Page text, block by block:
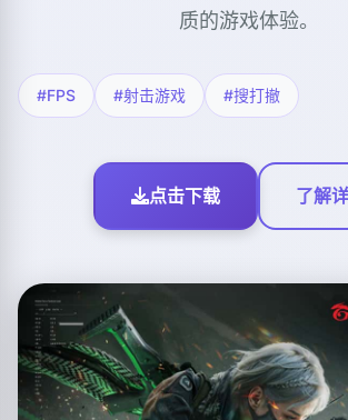
质的游戏体验。
#FPS #射击游戏 #搜打撤
点击下载 了解